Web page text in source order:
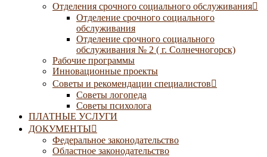
Отделения срочного социального обслуживания
Отделение срочного социального
обслуживания
Отделение срочного социального
обслуживания № 2 ( г. Солнечногорск)
Рабочие программы
Инновационные проекты
Советы и рекомендации специалистов
Советы логопеда
Советы психолога
ПЛАТНЫЕ УСЛУГИ
ДОКУМЕНТЫ
Федеральное законодательство
Областное законодательство